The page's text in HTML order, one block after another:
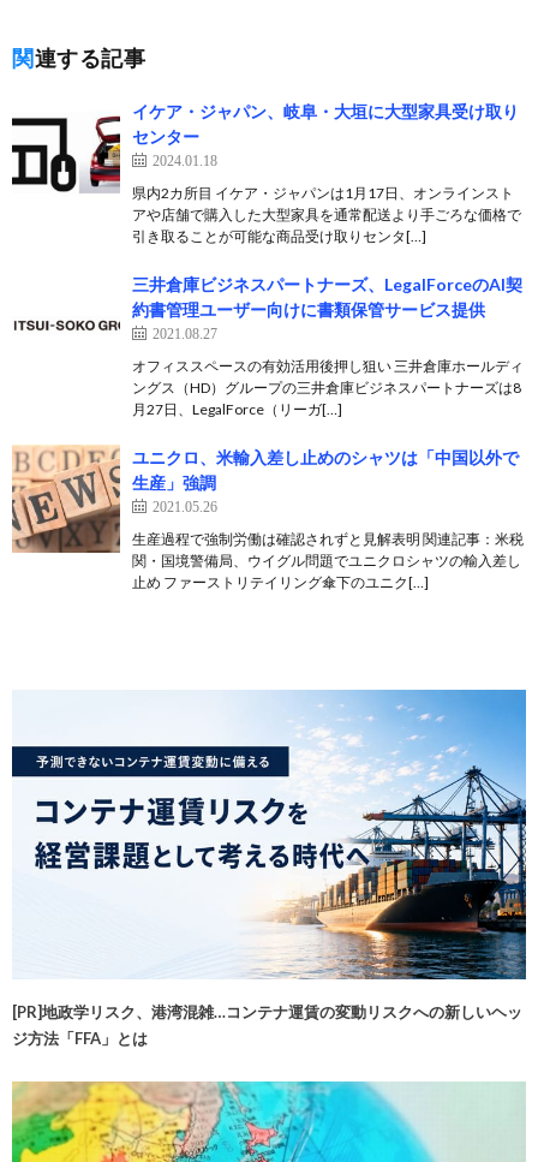
関連する記事
イケア・ジャパン、岐阜・大垣に大型家具受け取り
センター
2024.01.18
県内2カ所目 イケア・ジャパンは1月17日、オンラインスト
アや店舗で購入した大型家具を通常配送より手ごろな価格で
引き取ることが可能な商品受け取りセンタ[…]
三井倉庫ビジネスパートナーズ、LegalForceのAI契
約書管理ユーザー向けに書類保管サービス提供
2021.08.27
オフィススペースの有効活用後押し狙い 三井倉庫ホールディ
ングス（HD）グループの三井倉庫ビジネスパートナーズは8
月27日、LegalForce（リーガ[…]
ユニクロ、米輸入差し止めのシャツは「中国以外で
生産」強調
2021.05.26
生産過程で強制労働は確認されずと見解表明 関連記事：米税
関・国境警備局、ウイグル問題でユニクロシャツの輸入差し
止め ファーストリテイリング傘下のユニク[…]
[PR]地政学リスク、港湾混雑…コンテナ運賃の変動リスクへの新しいヘッ
ジ方法「FFA」とは